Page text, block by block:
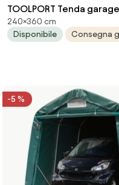
TOOLPORT Tenda
Telo in PE, verde scuro -
240×360 cm
Disponibile
Consegna
-5 %